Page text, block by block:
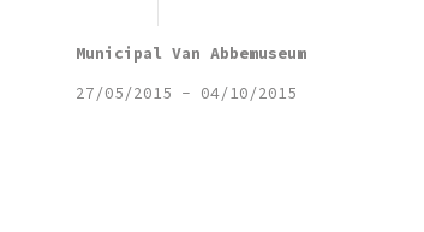
Municipal Van Abbemuseum
27/05/2015 - 04/10/2015